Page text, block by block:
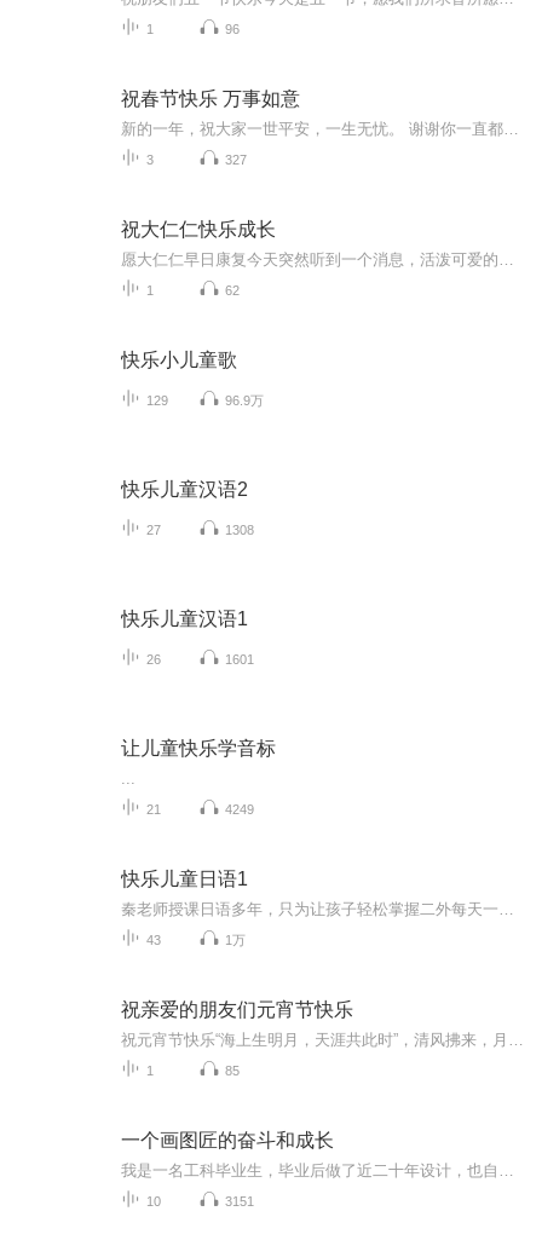
1 96
祝春节快乐 万事如意
3 327
祝大仁仁快乐成长
1 62
快乐小儿童歌
129 96.9万
快乐儿童汉语2
27 1308
快乐儿童汉语1
26 1601
让儿童快乐学音标
21 4249
快乐儿童日语1
43 1万
祝亲爱的朋友们元宵节快乐
1 85
一个画图匠的奋斗和成长
10 3151